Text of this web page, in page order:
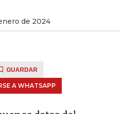
de 2024
GUARDAR
A WHATSAPP